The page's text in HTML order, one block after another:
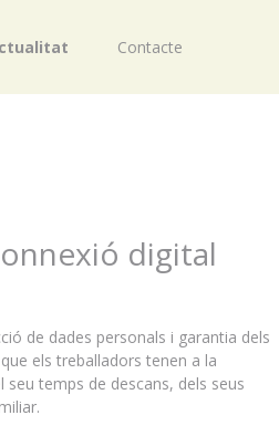
Contacte
digital
de dades personals i garantia dels
els treballadors tenen a la
temps de descans, dels seus